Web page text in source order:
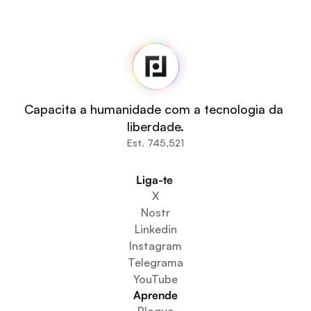
Casa
Sala de imprensa
Código fonte
Fedi For
Tu
Comunidades
Organizações
Baixe o aplicativo
Cria um espaço comunitário
Criar um serviço de carteira
Serviço de configuração da federação
Explore os Mini Apps
Capacita a humanidade com a tecnologia da
liberdade.
Est. 745,521
Liga-te
X
Nostr
Linkedin
Instagram
Telegrama
YouTube
Aprende